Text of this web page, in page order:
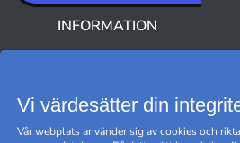
INFORMATION
Vi värdesätter din
Vår webplats använder sig av cookies och